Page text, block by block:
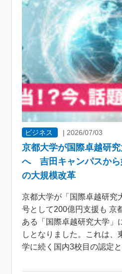
ビジネス | 2026/07/03
京都大学が国際卓越研
へ 吉田キャンパスから
の大規模改革
京都大学が「国際卓越研
号として200億円支援も 京
ある「国際卓越研究大学」
しとなりました。これは、
学に続く国内3校目の認定